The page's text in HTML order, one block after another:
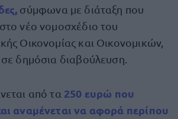
σύμφωνα με διάταξη που
νέο νομοσχέδιο του
Οικονομίας και Οικονομικών,
δημόσια διαβούλευση.
από τα 250 ευρώ που
αναμένεται να αφορά περίπου